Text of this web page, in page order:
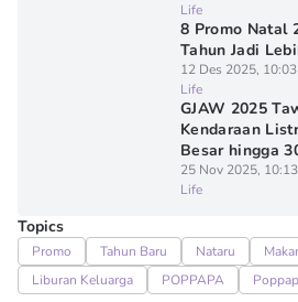
Life
8 Promo Natal
Tahun Jadi
12 Des 2025,
Life
GJAW 2025
Kendaraan
Besar hingga
25 Nov 2025,
Life
Topics
Promo Tahun Baru Nataru
Liburan Keluarga
POPPAPA